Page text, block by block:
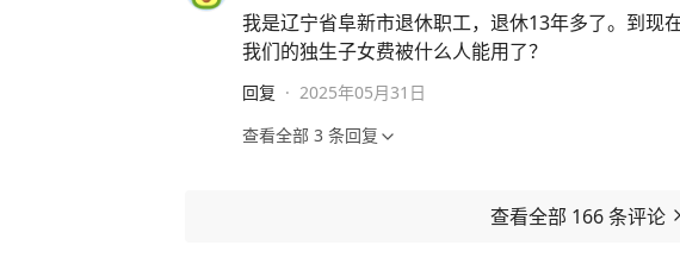
我是辽宁省阜新市退休职工，退休13年多了。到现
我们的独生子女费被什么人能用了？
回复 · 2025年05月31日
查看全部 3 条回复
查看全部 166条评论